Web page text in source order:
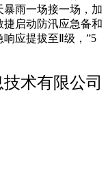
雨一场接一场，加
启动防汛应急备和
应提拔至Ⅱ级，”5
术有限公司